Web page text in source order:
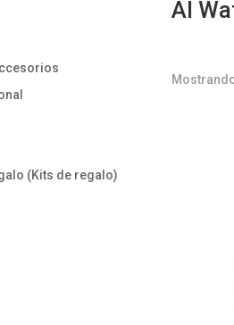
(Kits de regalo)
Al